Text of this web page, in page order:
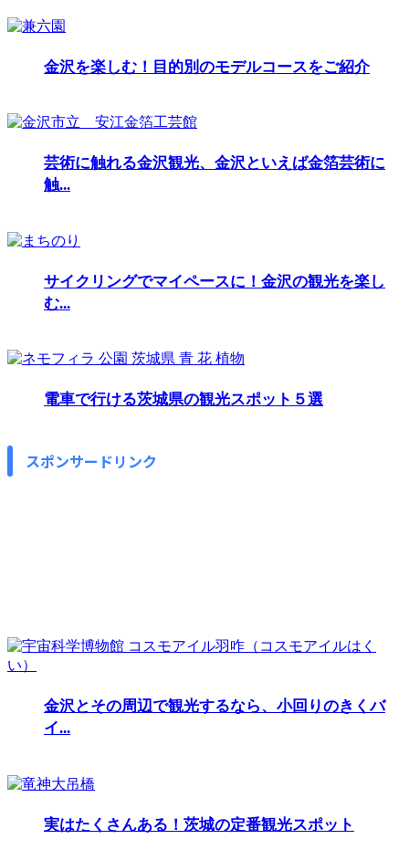
金沢を楽しむ！目的別のモデルコースをご紹介
芸術に触れる金沢観光、金沢といえば金箔芸術に
触...
サイクリングでマイペースに！金沢の観光を楽し
む...
電車で行ける茨城県の観光スポット５選
スポンサードリンク
金沢とその周辺で観光するなら、小回りのきくバ
イ...
実はたくさんある！茨城の定番観光スポット